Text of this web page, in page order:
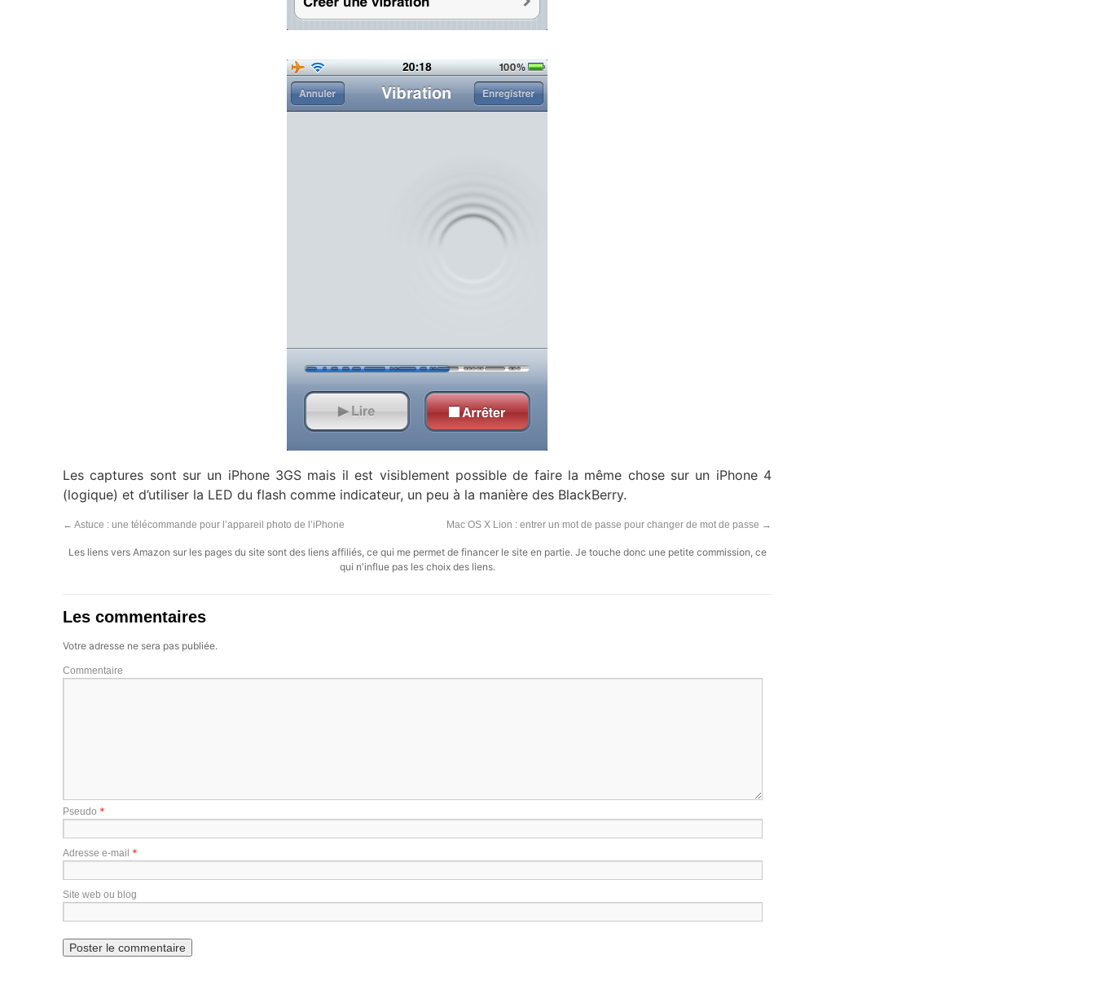
Les captures sont sur un iPhone 3GS mais il est visiblement possible de faire la même chose sur un iPhone 4
(logique) et d’utiliser la LED du flash comme indicateur, un peu à la manière des BlackBerry.
← Astuce : une télécommande pour l’appareil photo de l’iPhone Mac OS X Lion : entrer un mot de passe pour changer de mot de passe →
Les liens vers Amazon sur les pages du site sont des liens affiliés, ce qui me permet de financer le site en partie. Je touche donc une petite commission, ce
qui n'influe pas les choix des liens.
Les commentaires
Votre adresse ne sera pas publiée.
Commentaire
Pseudo *
Adresse e-mail *
Site web ou blog